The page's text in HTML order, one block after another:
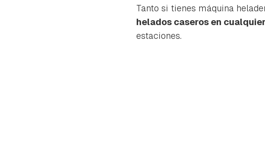
Tanto si tienes máquina
helados caseros en
estaciones.